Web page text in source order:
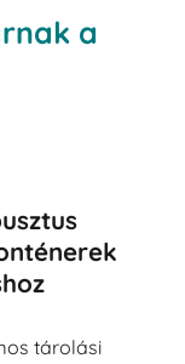
a
tárolási